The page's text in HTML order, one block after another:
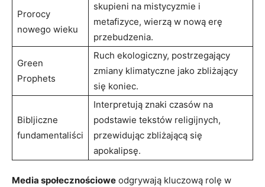
Prorocy
nowego wieku
skupieni‍ na mistycyzmie ⁣i
metafizyce, wierzą w nową ‌erę
⁤przebudzenia.
Green⁤
Prophets
Ruch ekologiczny, postrzegający
zmiany klimatyczne jako zbliżający
się koniec.
Bibljiczne‍
fundamentaliści
Interpretują znaki​ czasów na
podstawie ​tekstów religijnych,
przewidując zbliżającą się
apokalipsę.
Media społecznościowe odgrywają ⁤kluczową rolę w